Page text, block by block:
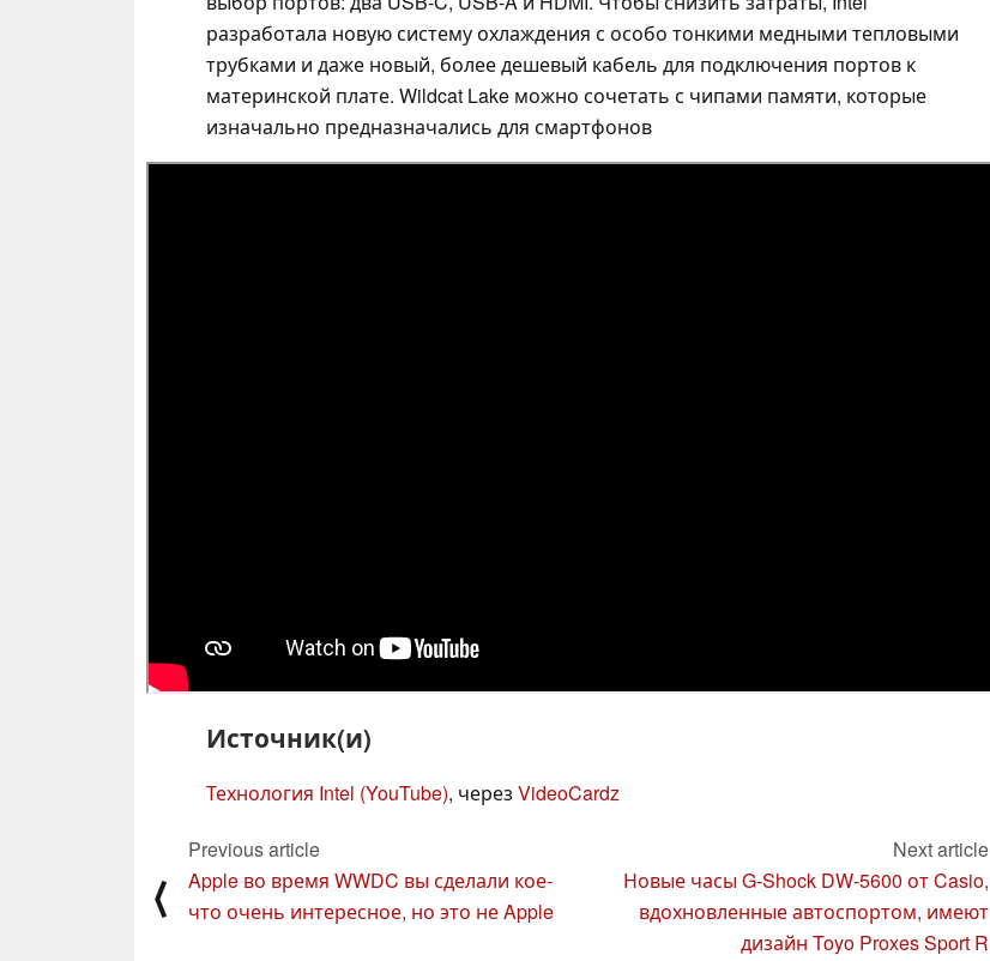
разработала новую систему охлаждения с особо тонкими медными тепловыми
трубками и даже новый, более дешевый кабель для подключения портов к
материнской плате. Wildcat Lake можно сочетать с чипами памяти, которые
изначально предназначались для смартфонов
Источник(и)
Технология Intel (YouTube), через VideoCardz
⟨
Previous article
Apple во время WWDC вы сделали кое-
что очень интересное, но это не Apple
Next article
Новые часы G-Shock DW-5600 от Casio,
вдохновленные автоспортом, имеют
дизайн Toyo Proxes Sport R